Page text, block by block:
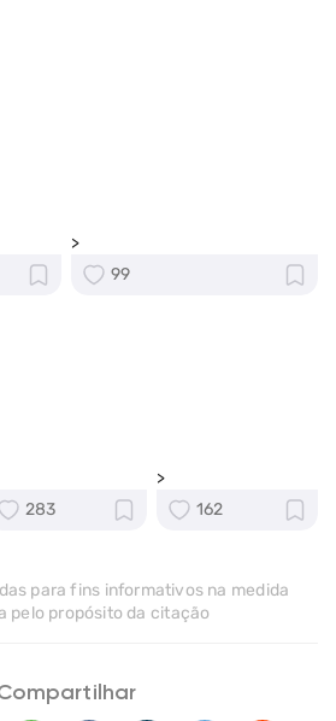
>
99
283
>
162
para fins informativos na medida
pelo propósito da citação